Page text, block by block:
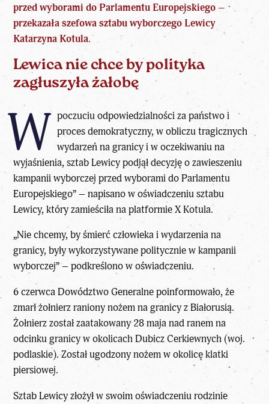
przed wyborami do Parlamentu Europejskiego –
przekazała szefowa sztabu wyborczego Lewicy
Katarzyna Kotula.
Lewica nie chce by polityka
zagłuszyła żałobę
W poczuciu odpowiedzialności za państwo i
proces demokratyczny, w obliczu tragicznych
wydarzeń na granicy i w oczekiwaniu na
wyjaśnienia, sztab Lewicy podjął decyzję o zawieszeniu
kampanii wyborczej przed wyborami do Parlamentu
Europejskiego” – napisano w oświadczeniu sztabu
Lewicy, który zamieściła na platformie X Kotula.
„Nie chcemy, by śmierć człowieka i wydarzenia na
granicy, były wykorzystywane politycznie w kampanii
wyborczej” – podkreślono w oświadczeniu.
6 czerwca Dowództwo Generalne poinformowało, że
zmarł żołnierz raniony nożem na granicy z Białorusią.
Żołnierz został zaatakowany 28 maja nad ranem na
odcinku granicy w okolicach Dubicz Cerkiewnych (woj.
podlaskie). Został ugodzony nożem w okolicę klatki
piersiowej.
Sztab Lewicy złożył w swoim oświadczeniu rodzinie